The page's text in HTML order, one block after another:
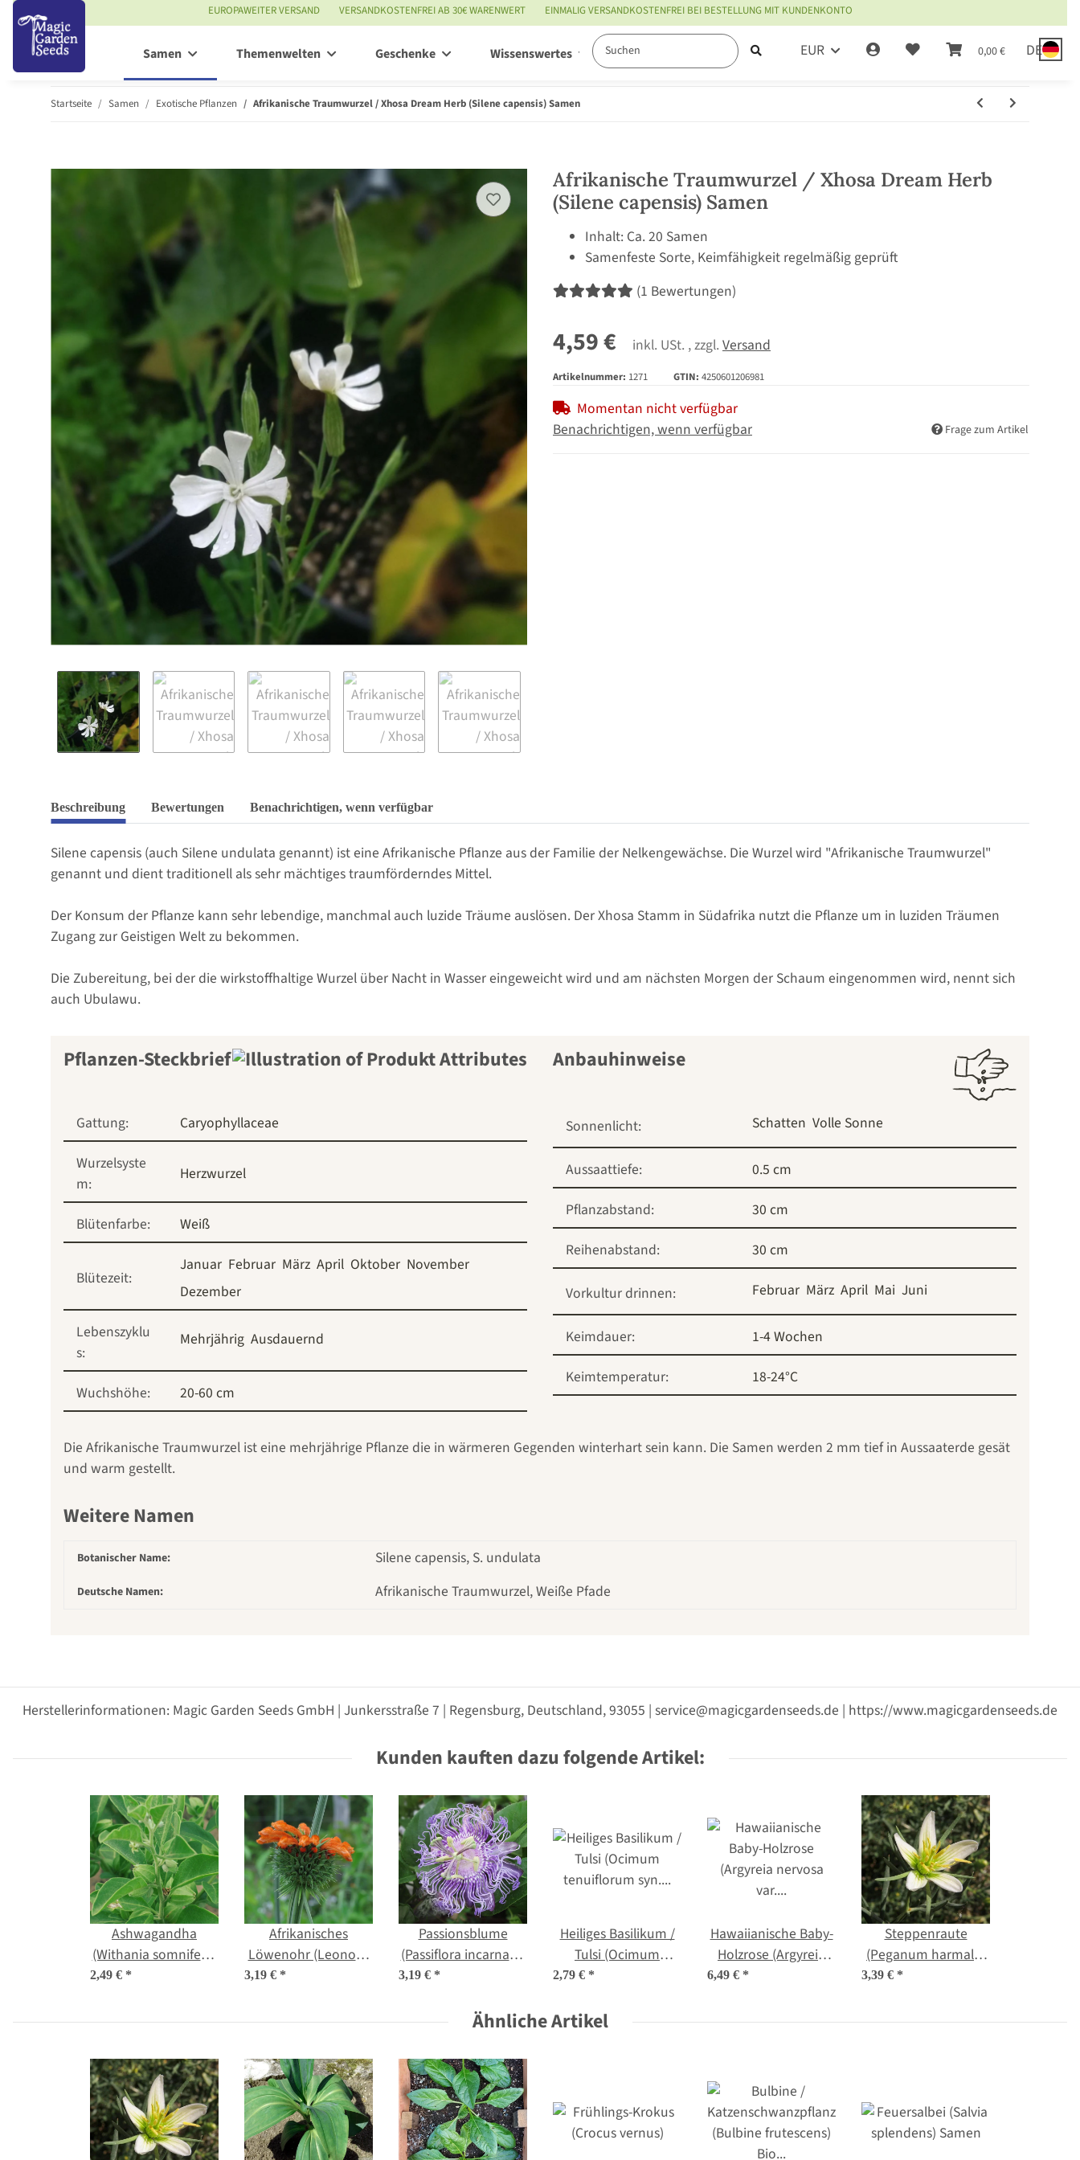
EUROPAWEITER VERSAND VERSANDKOSTENFREI AB 30€ WARENWERT EINMALIG VERSANDKOSTENFREI BEI BESTELLUNG MIT KUNDENKONTO
EUR 0,00 € DE
Samen Themenwelten Geschenke Wissenswertes Service
Startseite Samen Exotische Pflanzen Afrikanische Traumwurzel / Xhosa Dream Herb (Silene capensis) Samen
Afrikanische Traumwurzel / Xhosa Dream Herb
(Silene capensis) Samen
Inhalt: Ca. 20 Samen
Samenfeste Sorte, Keimfähigkeit regelmäßig geprüft
(1 Bewertungen)
4,59 € inkl. USt. , zzgl. Versand
Artikelnummer: 1271 GTIN: 4250601206981
Momentan nicht verfügbar
Benachrichtigen, wenn verfügbar
Frage zum Artikel
Beschreibung Bewertungen Benachrichtigen, wenn verfügbar
Silene capensis (auch Silene undulata genannt) ist eine Afrikanische Pflanze aus der Familie der Nelkengewächse. Die Wurzel wird "Afrikanische Traumwurzel"
genannt und dient traditionell als sehr mächtiges traumförderndes Mittel.
Der Konsum der Pflanze kann sehr lebendige, manchmal auch luzide Träume auslösen. Der Xhosa Stamm in Südafrika nutzt die Pflanze um in luziden Träumen
Zugang zur Geistigen Welt zu bekommen.
Die Zubereitung, bei der die wirkstoffhaltige Wurzel über Nacht in Wasser eingeweicht wird und am nächsten Morgen der Schaum eingenommen wird, nennt sich
auch Ubulawu.
Pflanzen-Steckbrief
Gattung:
Caryophyllaceae
Wurzelsyste
m:
Herzwurzel
Blütenfarbe: Weiß
Blütezeit:
Januar Februar März April Oktober November
Dezember
Lebenszyklu
s:
Mehrjährig Ausdauernd
Wuchshöhe: 20-60 cm
Anbauhinweise
Sonnenlicht: Schatten Volle Sonne
Aussaattiefe:
0.5 cm
Pflanzabstand:
30 cm
Reihenabstand:
30 cm
Vorkultur drinnen: Februar März April Mai Juni
Keimdauer:
1-4 Wochen
Keimtemperatur:
18-24°C
Die Afrikanische Traumwurzel ist eine mehrjährige Pflanze die in wärmeren Gegenden winterhart sein kann. Die Samen werden 2 mm tief in Aussaaterde gesät
und warm gestellt.
Weitere Namen
Botanischer Name: Silene capensis, S. undulata
Deutsche Namen: Afrikanische Traumwurzel, Weiße Pfade
Herstellerinformationen: Magic Garden Seeds GmbH | Junkersstraße 7 | Regensburg, Deutschland, 93055 | service@magicgardenseeds.de | https://www.magicgardenseeds.de
Kunden kauften dazu folgende Artikel:
Ashwagandha
(Withania somnifera)
2,49 € *
Afrikanisches
Löwenohr (Leonotis
leonurus) Samen
3,19 € *
Passionsblume
(Passiflora incarnata)
3,19 € *
Heiliges Basilikum /
Tulsi (Ocimum
tenuiflorum syn.
2,79 € *
Hawaiianische Baby-
Holzrose (Argyreia
nervosa var. nervosa)
6,49 € *
Steppenraute
(Peganum harmala)
ca. 50 Samen
3,39 € *
Ähnliche Artikel